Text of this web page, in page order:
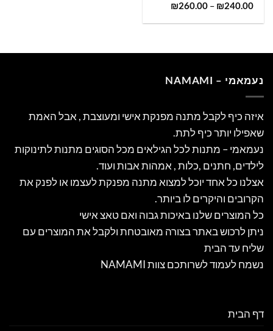
₪240.00
–
₪260.00
נעמאמי – NAMAMI
איזה כיף לקבל מתנה מפנקת אישי ומעוצבת , אבל האמת
שאפילו יותר כיף לתת.
נעמאמי – מתנות לכל הגילאים מכל הסוגים מתנות לתינוקות
לילדים, חתנים ,כלות , אמהות אבות ועוד.
אצלנו כל אחד יוכל למצוא מתנה מפנקת לעצמו או לפנק את
הקרובים והיקרים לו ביותר.
כל המוצרים שלנו באיכות גבוה ואם טאצ אישי
ניתן לרכוש באתר בצורה מאובטחת ולקבל את המוצרים עם
שליח עד הבית
נשמח לעמוד לשרותכם צוות NAMAMI
דף הבית